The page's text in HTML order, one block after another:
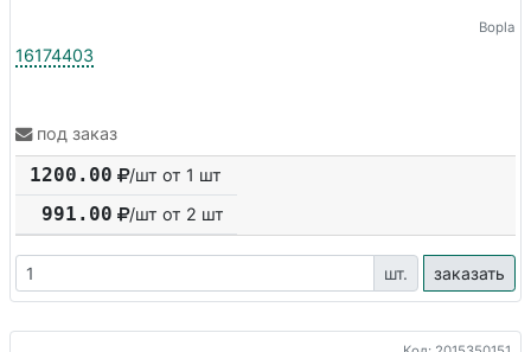
Bopla
16174403
под заказ
1200.00 /шт от 1 шт
991.00 /шт от 2 шт
шт. заказать